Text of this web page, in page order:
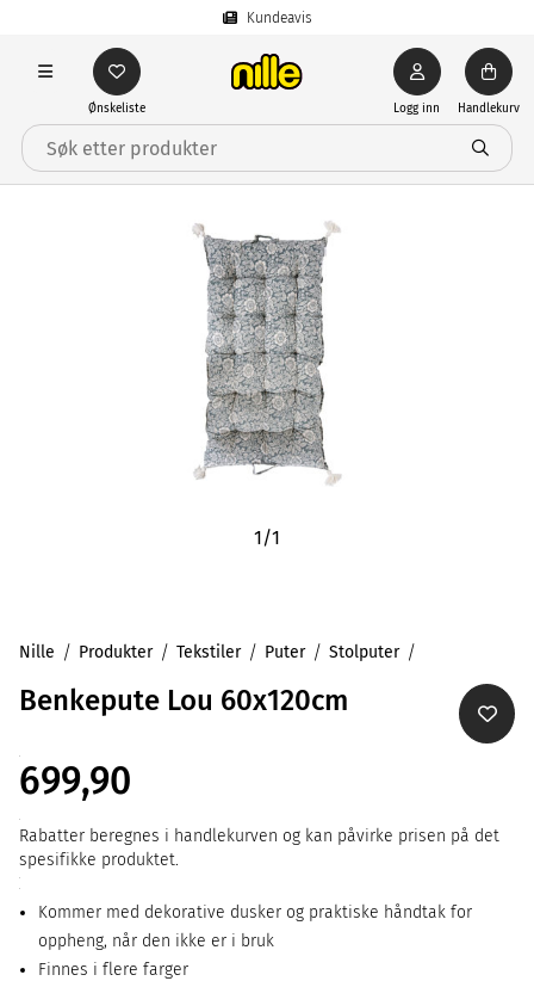
Kundeavis
Ønskeliste Logg inn Handlekurv
1/1
Nille Produkter Tekstiler Puter Stolputer
Benkepute Lou 60x120cm
699,90
Rabatter beregnes i handlekurven og kan påvirke prisen på det
spesifikke produktet.
Kommer med dekorative dusker og praktiske håndtak for
oppheng, når den ikke er i bruk
Finnes i flere farger